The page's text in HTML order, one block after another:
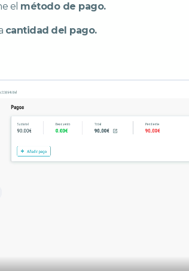
el método de pago.
cantidad del pago.